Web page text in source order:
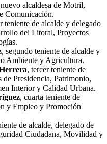
alcaldesa de Motril,
Comunicación.
teniente de alcalde y delegado
del Litoral, Proyectos
, segundo teniente de alcalde y
Ambiente y Agricultura.
, tercer teniente de
de Presidencia, Patrimonio,
Interior y Calidad Urbana.
, cuarta teniente de
y Empleo y Promoción
de alcalde, delegado de
Ciudadana, Movilidad y